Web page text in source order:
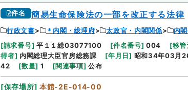
件名 簡易生命保険法の一部を改正する法律
行政文書 ＊内閣・総理府 太政官・内閣関係 内
[請求番号] 平１１総03077100 [件名番号] 004 [移管
得者] 内閣総理大臣官房総務課 [年月日] 昭和34年03月
42
[数量] 1 [関連事項] 公布
[保存場所] 本館-2E-014-00